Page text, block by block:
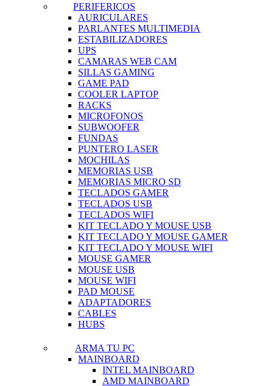
PERIFERICOS
AURICULARES
PARLANTES MULTIMEDIA
ESTABILIZADORES
UPS
CAMARAS WEB CAM
SILLAS GAMING
GAME PAD
COOLER LAPTOP
RACKS
MICROFONOS
SUBWOOFER
FUNDAS
PUNTERO LASER
MOCHILAS
MEMORIAS USB
MEMORIAS MICRO SD
TECLADOS GAMER
TECLADOS USB
TECLADOS WIFI
KIT TECLADO Y MOUSE USB
KIT TECLADO Y MOUSE GAMER
KIT TECLADO Y MOUSE WIFI
MOUSE GAMER
MOUSE USB
MOUSE WIFI
PAD MOUSE
ADAPTADORES
CABLES
HUBS
ARMA TU PC
MAINBOARD
INTEL MAINBOARD
AMD MAINBOARD